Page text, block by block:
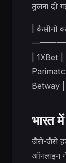
तुलना दी
| कैसीनो
| 1XBet
Betway |
भारत
जैसे-जैसे
ऑनलाइन